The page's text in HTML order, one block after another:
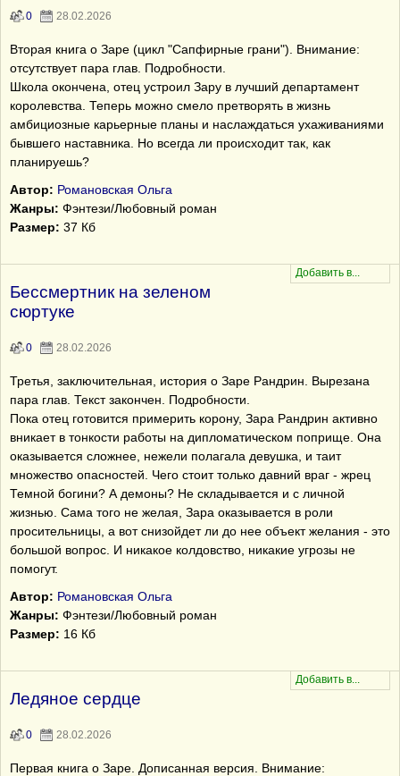
0 28.02.2026
Вторая книга о Заре (цикл "Сапфирные грани"). Внимание:
отсутствует пара глав. Подробности.
Школа окончена, отец устроил Зару в лучший департамент
королевства. Теперь можно смело претворять в жизнь
амбициозные карьерные планы и наслаждаться ухаживаниями
бывшего наставника. Но всегда ли происходит так, как
планируешь?
Автор: Романовская Ольга
Жанры: Фэнтези/Любовный роман
Размер: 37 Кб
Бессмертник на зеленом
сюртуке
0 28.02.2026
Третья, заключительная, история о Заре Рандрин. Вырезана
пара глав. Текст закончен. Подробности.
Пока отец готовится примерить корону, Зара Рандрин активно
вникает в тонкости работы на дипломатическом поприще. Она
оказывается сложнее, нежели полагала девушка, и таит
множество опасностей. Чего стоит только давний враг - жрец
Темной богини? А демоны? Не складывается и с личной
жизнью. Сама того не желая, Зара оказывается в роли
просительницы, а вот снизойдет ли до нее объект желания - это
большой вопрос. И никакое колдовство, никакие угрозы не
помогут.
Автор: Романовская Ольга
Жанры: Фэнтези/Любовный роман
Размер: 16 Кб
Ледяное сердце
0 28.02.2026
Первая книга о Заре. Дописанная версия. Внимание: